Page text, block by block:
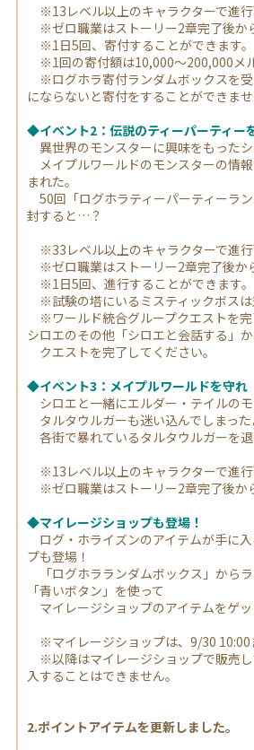
※13レベル以上のキャラクターで進行
※ゼロ職業はストーリー2章完了後か
※1日5回、寄付することができます。
※1回の寄付額は10,000～200,000メル
※ログホラ寄付ランダムボックスを
にならないと寄付をすることができませ
◆イベント2：伝説のティーパーティー
異世界のモンスターに興味をもったシ
メイプルワールドのモンスターの情
まれた。
50回「ログホラティーパーティーラ
封すると…？
※33レベル以上のキャラクターで進行
※ゼロ職業はストーリー2章完了後か
※1日5回、進行することができます。
※試験の塔にいるミスティックボスは
※ワールド統合グループクエストを完
シロエのその他「シロエと会話する」
クエストを完了してください。
◆イベント3：メイプルワールドを守れ
シロエと一緒にエルダー・テイルの
タルタウルガーも迷い込んでしまった
各街で暴れているタルタウルガーを退
※13レベル以上のキャラクターで進行
※ゼロ職業はストーリー2章完了後か
◆マイレージショップも登場！
ログ・ホライズンのアイテムが手に
プも登場！
「ログホラランダムボックス」から
「青いボタン」を使って
マイレージショップのアイテムをゲッ
※マイレージショップは、9/30 10:00
※以降はマイレージショップで販売
入することはできません。
2.ポイントアイテムを更新しました。